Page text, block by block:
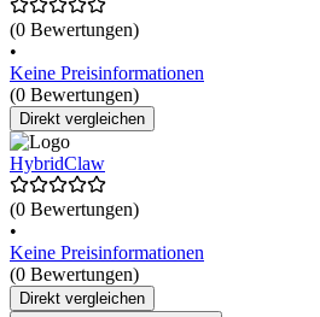
(0 Bewertungen)
•
Keine Preisinformationen
(0 Bewertungen)
Direkt vergleichen
HybridClaw
(0 Bewertungen)
•
Keine Preisinformationen
(0 Bewertungen)
Direkt vergleichen